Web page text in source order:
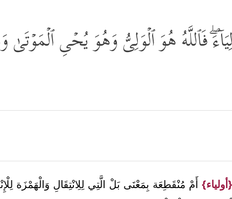
فَٱللَّهُ هُوَ ٱلۡوَلِیُّ وَهُوَ یُحۡیِ
{أولياء} أَمْ مُنْقَطِعَة بِمَعْنَى بَلْ الَّتِي لِلِانْتِقَالِ وَالْهَمْزَة